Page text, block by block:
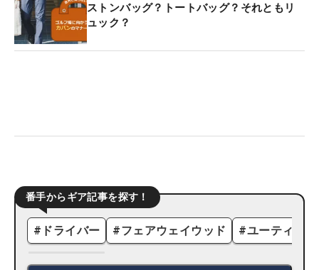
ストンバッグ？トートバッグ？それともリ
ュック？
番手からギア記事を探す！
# ドライバー #フェアウェイウッド #ユーティリ